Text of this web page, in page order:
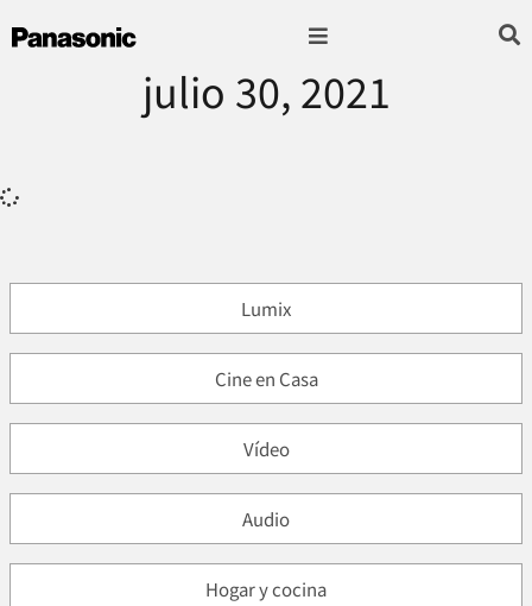
julio 30, 2021
Lumix
Cine en Casa
Vídeo
Audio
Hogar y cocina